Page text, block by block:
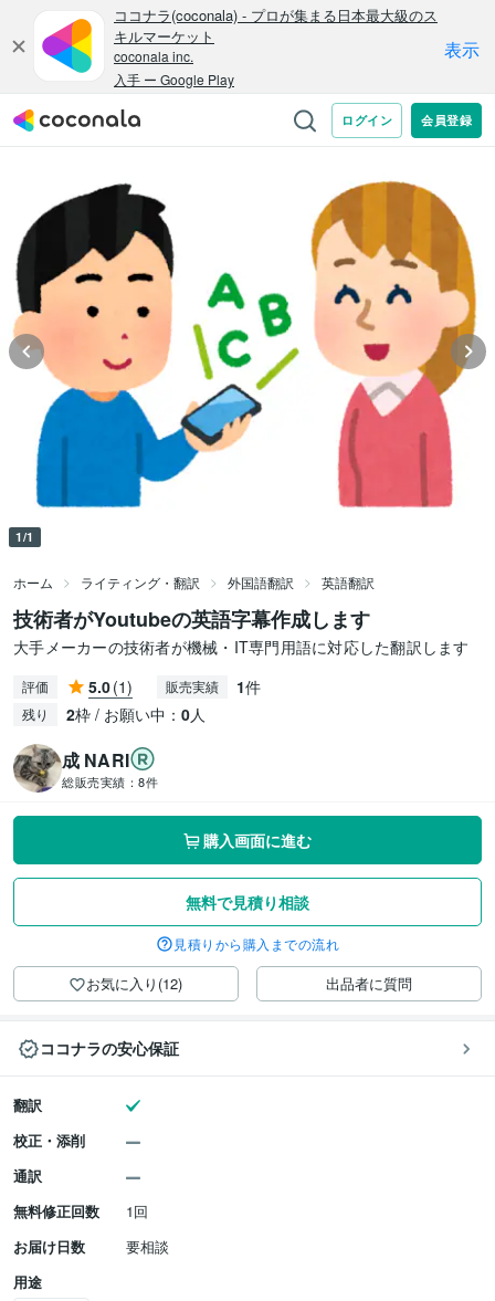
1/1
ホーム ライティング・翻訳 外国語翻訳 英語翻訳
技術者がYoutubeの英語字幕作成します
大手メーカーの技術者が機械・IT専門用語に対応した翻訳します
評価 5.0(1) 販売実績 1件
残り 2枠 / お願い中： 0人
成 NARI
総販売実績： 8件
購入画面に進む
無料で見積り相談
見積りから購入までの流れ
お気に入り(12) 出品者に質問
ココナラの安心保証
翻訳
校正・添削
通訳
無料修正回数
1回
お届け日数
要相談
用途